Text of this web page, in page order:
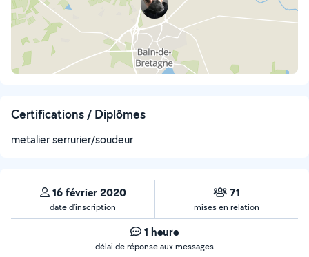
Certifications / Diplômes
metalier serrurier/soudeur
16 février 2020
date d’inscription
71
mises en relation
1 heure
délai de réponse aux messages